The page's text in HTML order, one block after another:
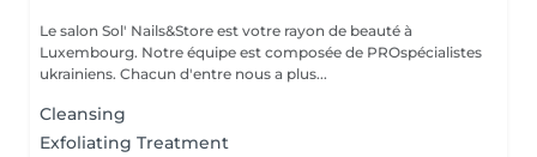
Le salon Sol' Nails&Store est votre rayon de beauté à
Luxembourg. Notre équipe est composée de PROspécialistes
ukrainiens. Chacun d'entre nous a plus...
Cleansing
Exfoliating Treatment